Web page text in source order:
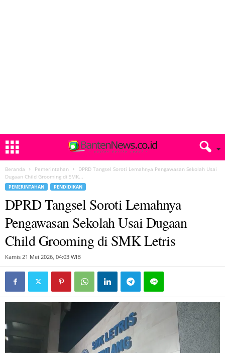
Beranda Pemerintahan
DPRD Tangsel Soroti Lemahnya Pengawasan Sekolah Usai
Dugaan Child Grooming di SMK...
PEMERINTAHAN PENDIDIKAN
DPRD Tangsel Soroti Lemahnya
Pengawasan Sekolah Usai Dugaan
Child Grooming di SMK Letris
Kamis 21 Mei 2026, 04:03 WIB